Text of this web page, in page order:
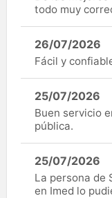
todo muy
26/07/2026
Fácil y
25/07/2026
Buen servicio
pública.
25/07/2026
La persona de
en Imed lo